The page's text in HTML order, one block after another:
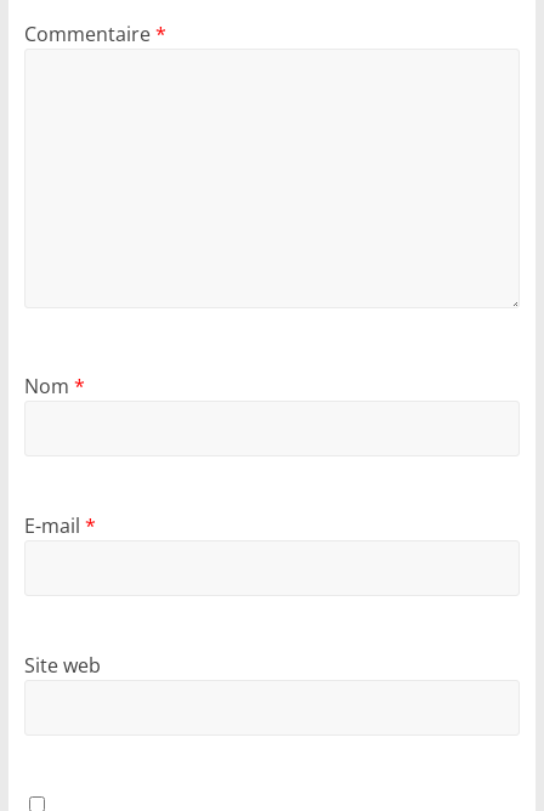
Commentaire*
Nom *
E-mail *
Site web